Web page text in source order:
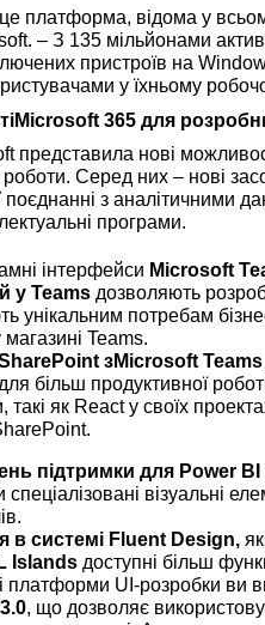
платформа, відома у
– З 135 мільйонами
пристроїв на
у їхньому
Microsoft 365 для
представила нові
роботи. Серед них – нові
з аналітичними
програми.
інтерфейси Microsoft
уTeams дозволяють
унікальним потребам
Teams.
зMicrosoft Teams
більш продуктивної
як React у своїх
підтримки для Power BI
спеціалізовані візуальні
в системі Fluent Design,
Islands доступні більш
платформи UI-розробки
3.0, що дозволяє